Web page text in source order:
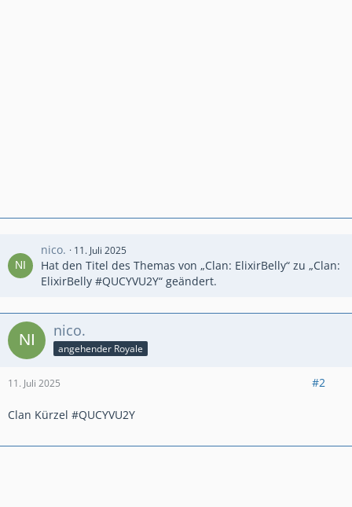
nico. 11. Juli 2025
Hat den Titel des Themas von „Clan: ElixirBelly“ zu „Clan:
ElixirBelly #QUCYVU2Y“ geändert.
nico.
angehender Royale
11. Juli 2025 #2
Clan Kürzel #QUCYVU2Y